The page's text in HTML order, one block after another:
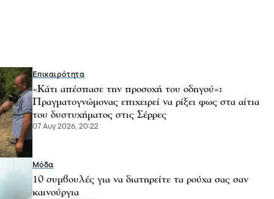
Επικαιρότητα
«Κάτι απέσπασε την προσοχή του οδηγού»:
Πραγματογνώμονας επιχειρεί να ρίξει φως στα αίτια
του δυστυχήματος στις Σέρρες
07 Αυγ 2026, 20:22
Μόδα
10 συμβουλές για να διατηρείτε τα ρούχα σας σαν
καινούργια